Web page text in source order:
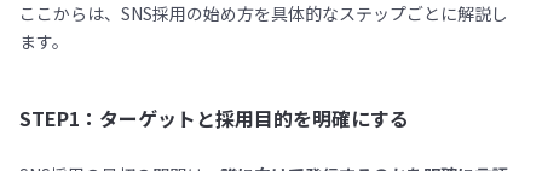
ここからは、SNS採用の始め方を具体的なステップごとに解説し
ます。
STEP1：ターゲットと採用目的を明確にする